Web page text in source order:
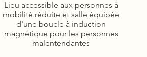
Lieu accessible
aux personnes à
mobilité réduite
et salle équipée
d'une boucle à
Lieu accessible aux personnes à
mobilité réduite et salle équipée
d'une boucle à induction
magnétique pour les personnes
malentendantes